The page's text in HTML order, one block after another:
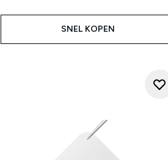
SNEL KOPEN